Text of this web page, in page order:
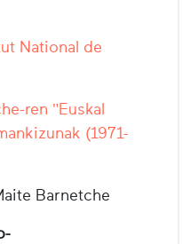
National de
ren "Euskal
(1971-
Barnetche